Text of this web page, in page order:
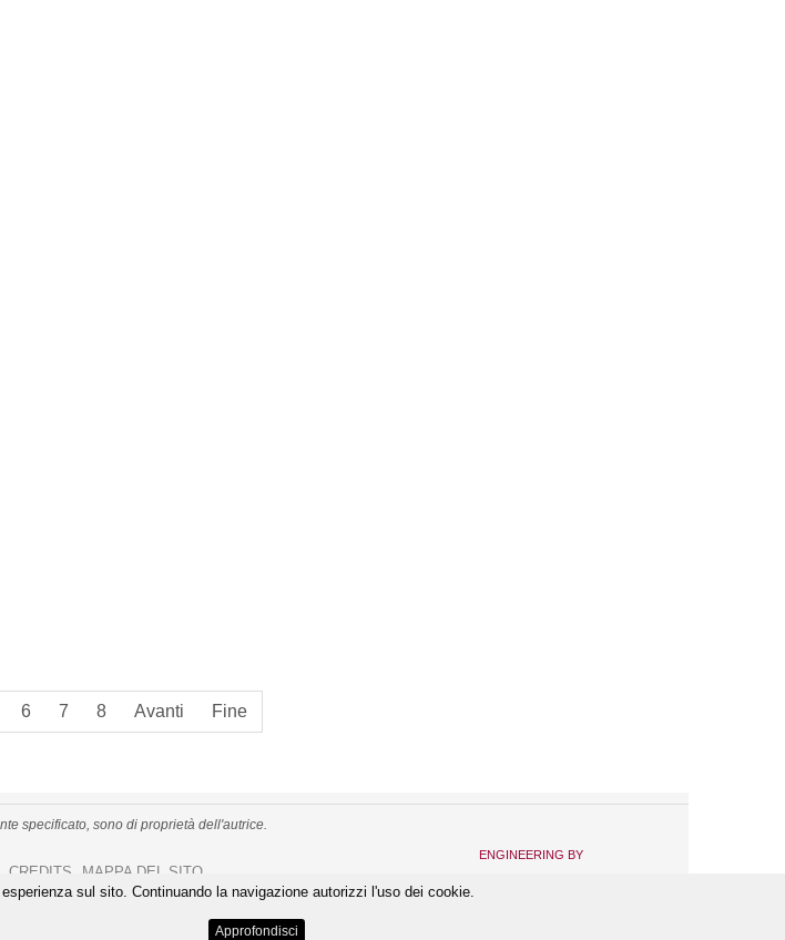
6 7 8 Avanti Fine
specificato, sono di proprietà dell'autrice.
CREDITS MAPPA DEL SITO
©2026.All Rights Reserved
ENGINEERING BY
sul sito. Continuando la navigazione autorizzi l'uso dei cookie.
Approfondisci